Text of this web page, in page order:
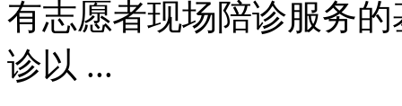
有志愿者现场陪诊服务
诊以 ...